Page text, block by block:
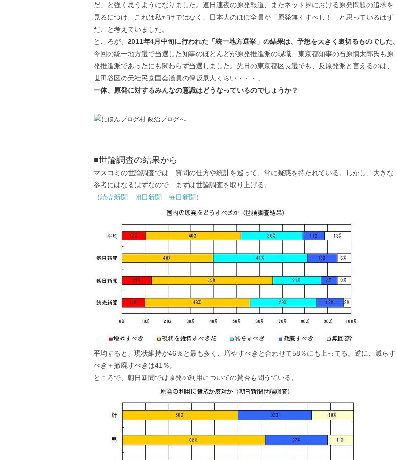
だ」と強く思うようになりました。連日連夜の原発報道、またネット界における原発問題の追求を
見るにつけ、これは私だけではなく、日本人のほぼ全員が「原発無くすべし！」と思っているはず
だ、と考えていました。
ところが、 2011年4月中旬に行われた「統一地方選挙」の結果は、予想を大きく裏切るものでした。
今回の統一地方選で当選した知事のほとんどが原発推進派の現職、東京都知事の石原慎太郎氏も原
発推進派であったにも関わらず当選しました。先日の東京都区長選でも、反原発派と言えるのは、
世田谷区の元社民党国会議員の保坂展人くらい・・・。
一体、原発に対するみんなの意識はどうなっているのでしょうか？
■世論調査の結果から
マスコミの世論調査では、質問の仕方や統計を巡って、常に疑惑を持たれている。しかし、大きな
参考にはなるはずなので、まずは世論調査を取り上げる。
（読売新聞 朝日新聞 毎日新聞）
平均すると、現状維持が46％と最も多く、増やすべきと合わせて58％にも上ってる。逆に、減らす
べき＋撤廃すべきは41％。
ところで、朝日新聞では原発の利用についての賛否も問うている。